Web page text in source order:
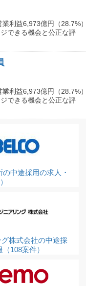
利益6,973億円（28.7%）
できる機会と公正な評
利益6,973億円（28.7%）
できる機会と公正な評
中途採用の求人・
株式会社の中途採
108案件）